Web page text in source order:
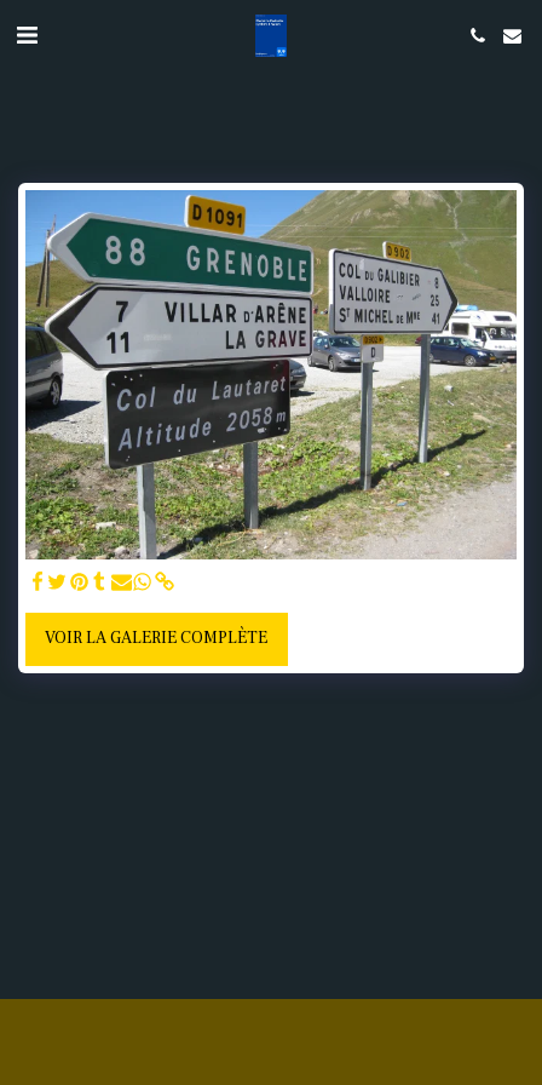
VOIR LA GALERIE COMPLÈTE